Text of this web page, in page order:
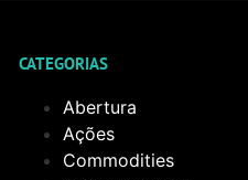
CATEGORIAS
Abertura
Ações
Commodities